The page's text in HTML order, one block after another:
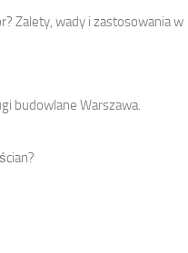
Zalety, wady i zastosowania w
budowlane Warszawa.